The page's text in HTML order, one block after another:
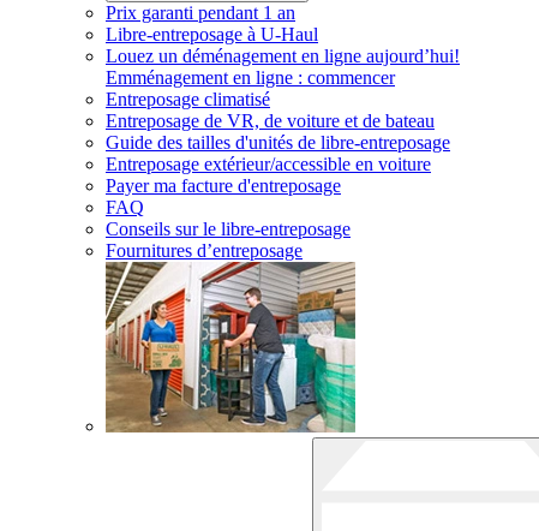
Prix garanti pendant 1 an
Libre-entreposage à U-Haul
Louez un déménagement en ligne aujourd’hui!
Emménagement en ligne : commencer
Entreposage climatisé
Entreposage de VR, de voiture et de bateau
Guide des tailles d'unités de libre-entreposage
Entreposage extérieur/accessible en voiture
Payer ma facture d'entreposage
FAQ
Conseils sur le libre-entreposage
Fournitures d’entreposage